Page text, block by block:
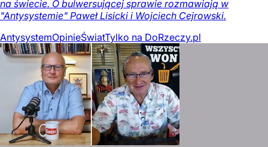
na świecie. O bulwersującej sprawie rozmawiają w
"Antysystemie" Paweł Lisicki i Wojciech Cejrowski.
AntysystemOpinieŚwiatTylko na DoRzeczy.pl